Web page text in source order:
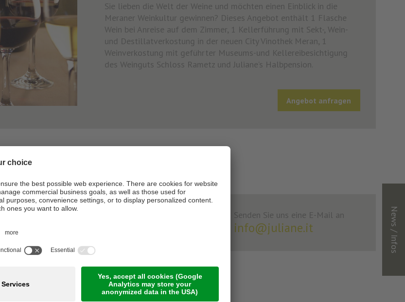
News / Infos
Sie lieben die Welt der Weine und möchten einen Einblick in die
Meraner Weinkultur gewinnen? Dieses Angebot enthält 1 Flasche
Wein bei Anreise auf dem Zimmer, 1 Kellerführung mit Sekt-, Wein-
und Destillatverkostung in der neuen City Vinothek Meran, 1
Weinverkostung mit geführter Museums-und Kellereibesichtigung
des Weinguts Schloss Rametz und Juliane’s Halbpension.
Angebot anfragen
Kontaktieren Sie uns telefonisch Senden Sie uns eine E-Mail an
info@juliane.it